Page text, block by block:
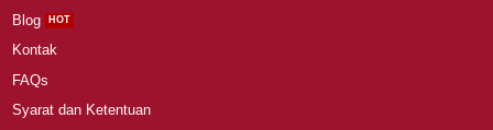
Blog
Kontak
FAQs
Syarat dan Ketentuan